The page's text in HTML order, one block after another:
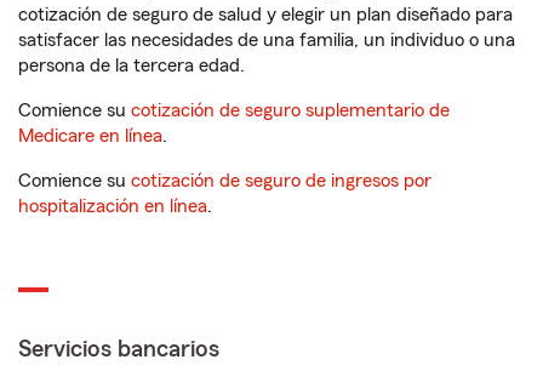
cotización de seguro de salud y elegir un plan diseñado para
satisfacer las necesidades de una familia, un individuo o una
persona de la tercera edad.
Comience su cotización de seguro suplementario de
Medicare en línea.
Comience su cotización de seguro de ingresos por
hospitalización en línea.
Servicios bancarios